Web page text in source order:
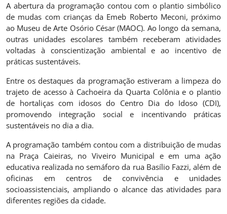
A abertura da programação contou com o plantio simbólico
de mudas com crianças da Emeb Roberto Meconi, próximo
ao Museu de Arte Osório César (MAOC). Ao longo da semana,
outras unidades escolares também receberam atividades
voltadas à conscientização ambiental e ao incentivo de
práticas sustentáveis.
Entre os destaques da programação estiveram a limpeza do
trajeto de acesso à Cachoeira da Quarta Colônia e o plantio
de hortaliças com idosos do Centro Dia do Idoso (CDI),
promovendo integração social e incentivando práticas
sustentáveis no dia a dia.
A programação também contou com a distribuição de mudas
na Praça Caieiras, no Viveiro Municipal e em uma ação
educativa realizada no semáforo da rua Basílio Fazzi, além de
oficinas em centros de convivência e unidades
socioassistenciais, ampliando o alcance das atividades para
diferentes regiões da cidade.